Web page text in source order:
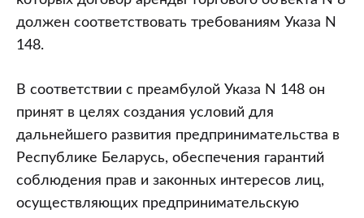
должен соответствовать требованиям Указа N
148.
В соответствии с преамбулой Указа N 148 он
принят в целях создания условий для
дальнейшего развития предпринимательства в
Республике Беларусь, обеспечения гарантий
соблюдения прав и законных интересов лиц,
осуществляющих предпринимательскую